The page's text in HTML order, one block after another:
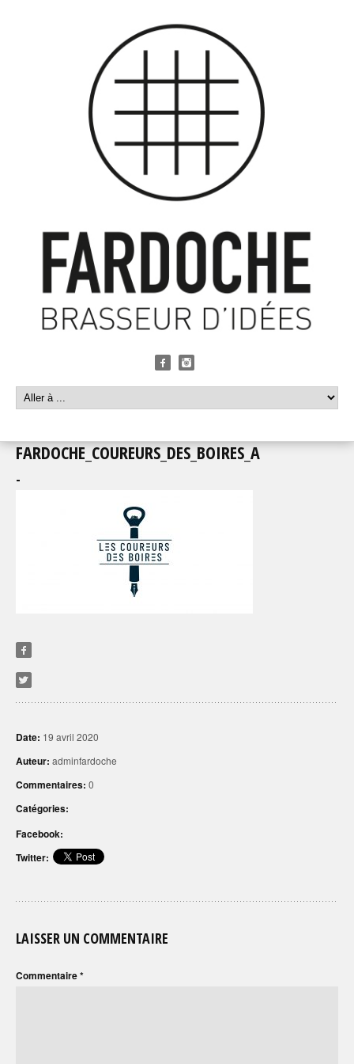
FARDOCHE_COUREURS_DES_BOIRES_A
Date: 19 avril 2020
Auteur: adminfardoche
Commentaires: 0
Catégories:
Facebook:
Twitter:
LAISSER UN COMMENTAIRE
Commentaire*